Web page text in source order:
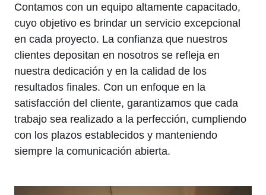
Contamos con un equipo altamente capacitado,
cuyo objetivo es brindar un servicio excepcional
en cada proyecto. La confianza que nuestros
clientes depositan en nosotros se refleja en
nuestra dedicación y en la calidad de los
resultados finales. Con un enfoque en la
satisfacción del cliente, garantizamos que cada
trabajo sea realizado a la perfección, cumpliendo
con los plazos establecidos y manteniendo
siempre la comunicación abierta.